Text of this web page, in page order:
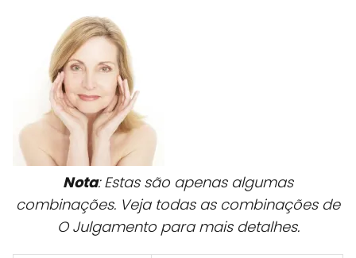
Nota: Estas são apenas algumas
combinações. Veja todas as combinações de
O Julgamento para mais detalhes.